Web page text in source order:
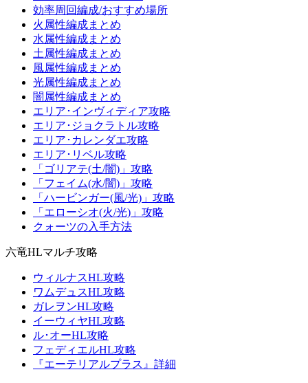
効率周回編成/おすすめ場所
火属性編成まとめ
水属性編成まとめ
土属性編成まとめ
風属性編成まとめ
光属性編成まとめ
闇属性編成まとめ
エリア･インヴィディア攻略
エリア･ジョクラトル攻略
エリア･カレンダエ攻略
エリア･リベル攻略
「ゴリアテ(土/闇)」攻略
「フェイム(水/闇)」攻略
「ハービンガー(風/光)」攻略
「エローシオ(火/光)」攻略
クォーツの入手方法
六竜HLマルチ攻略
ウィルナスHL攻略
ワムデュスHL攻略
ガレヲンHL攻略
イーウィヤHL攻略
ル･オーHL攻略
フェディエルHL攻略
『エーテリアルプラス』詳細